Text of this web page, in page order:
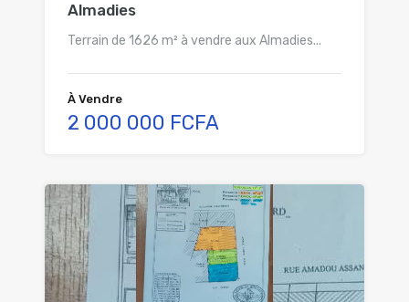
Almadies
Terrain de 1626 m² à vendre aux Almadies...
À Vendre
2 000 000 FCFA